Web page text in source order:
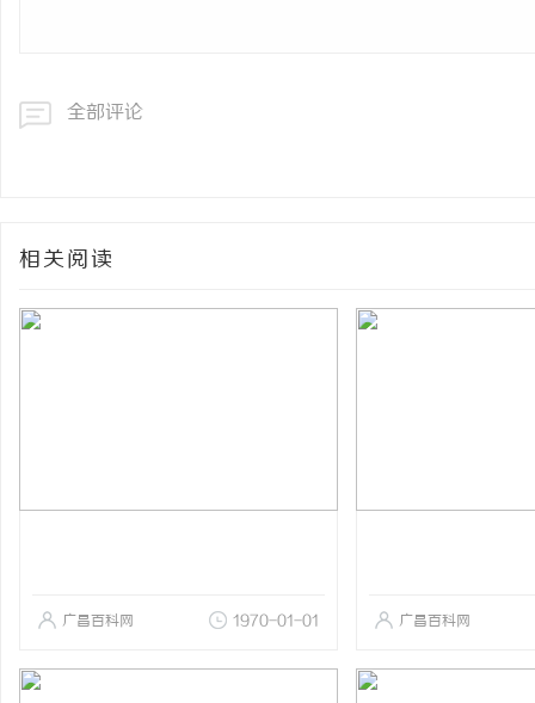
全部评论
相关阅读
广昌百科网 1970-01-01 广昌百科网